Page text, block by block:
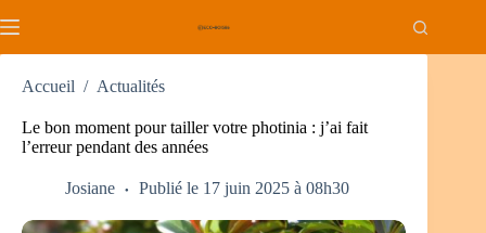
au
Accueil / Actualités
Le bon moment pour tailler votre photinia : j’ai fait
l’erreur pendant des années
Josiane Publié le 17 juin 2025 à 08h30